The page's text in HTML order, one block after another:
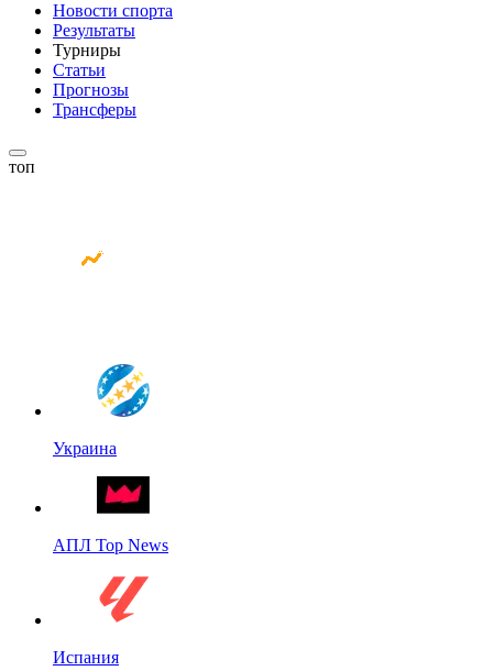
Новости спорта
Результаты
Турниры
Статьи
Прогнозы
Трансферы
топ
Украина
АПЛ Top News
Испания